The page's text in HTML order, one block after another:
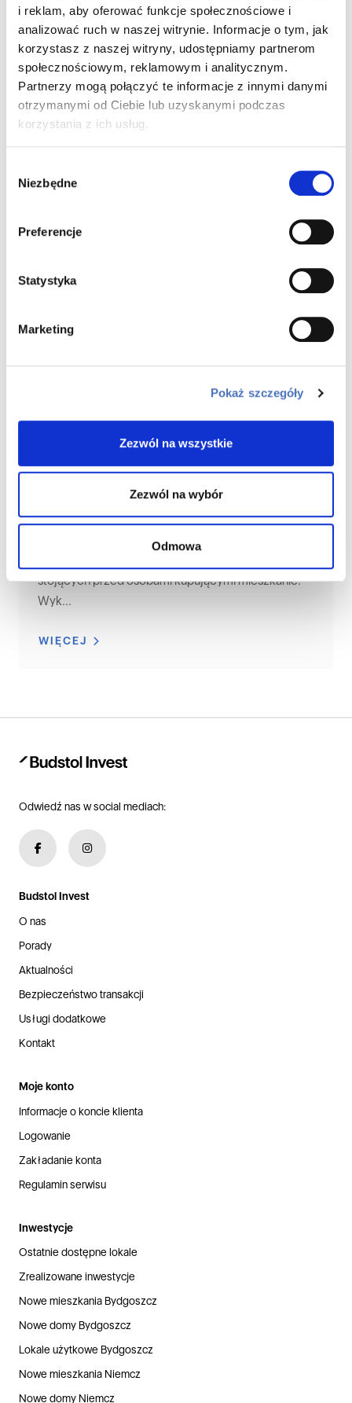
i reklam, aby oferować funkcje społecznościowe i
analizować ruch w naszej witrynie. Informacje o tym, jak
korzystasz z naszej witryny, udostępniamy partnerom
społecznościowym, reklamowym i analitycznym.
Partnerzy mogą połączyć te informacje z innymi danymi
otrzymanymi od Ciebie lub uzyskanymi podczas
korzystania z ich usług.
zgody
Niezbędne
Preferencje
Statystyka
Marketing
Pokaż szczegóły
Zezwól na wszystkie
Zezwól na wybór
Odmowa
Wynajem nieruchomości
sprzedaż mieszkań na rynku pierwotnym. Nie każdy
WIĘCEJ
Aranżacja wnętrz
stojących przed osobami kupującymi mieszkanie.
Wyk...
WIĘCEJ
Odwiedź nas w social mediach:
Budstol Invest
O nas
Porady
Aktualności
Bezpieczeństwo transakcji
Usługi dodatkowe
Kontakt
Moje konto
Informacje o koncie klienta
Logowanie
Zakładanie konta
Regulamin serwisu
Inwestycje
Ostatnie dostępne lokale
Zrealizowane inwestycje
Nowe mieszkania Bydgoszcz
Nowe domy Bydgoszcz
Lokale użytkowe Bydgoszcz
Nowe mieszkania Niemcz
Nowe domy Niemcz